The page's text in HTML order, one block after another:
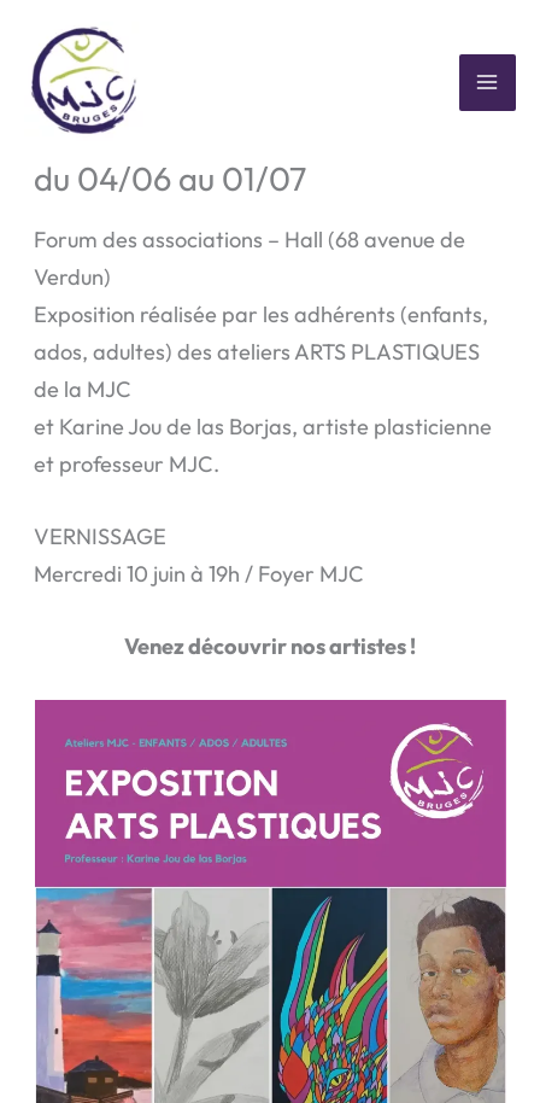
contenu
Exposition ARTS PLASTIQUES –
du 04/06 au 01/07
Forum des associations – Hall (68 avenue de
Verdun)
Exposition réalisée par les adhérents (enfants,
ados, adultes) des ateliers ARTS PLASTIQUES
de la MJC
et Karine Jou de las Borjas, artiste plasticienne
et professeur MJC.
VERNISSAGE
Mercredi 10 juin à 19h / Foyer MJC
Venez découvrir nos artistes !